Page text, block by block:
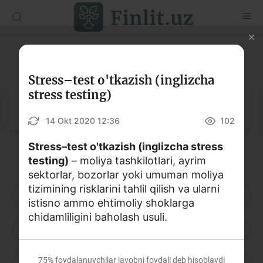
Рус
Maqolalar
O‘quv qo‘llanmalar
Lug‘at
Moliyaviy savodxonlik bo‘yicha kitoblar
Video
Loyihalar
Fotogalereya
A B D E F G
Stress–test o'tkazish (inglizcha
stress testing)
14 Okt 2020 12:36 102
Stress–test o'tkazish (inglizcha stress
testing) – moliya tashkilotlari, ayrim
sektorlar, bozorlar yoki umuman moliya
tizimining risklarini tahlil qilish va ularni
istisno ammo ehtimoliy shoklarga
chidamliligini baholash usuli.
75%foydalanuvchilar javobni foydali deb hisoblaydi